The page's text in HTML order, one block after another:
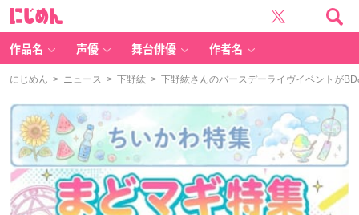
作品名 声優 舞台俳優 作者名
にじめん > ニュース > 下野紘 > 下野紘さんのバースデーライヴイベントが